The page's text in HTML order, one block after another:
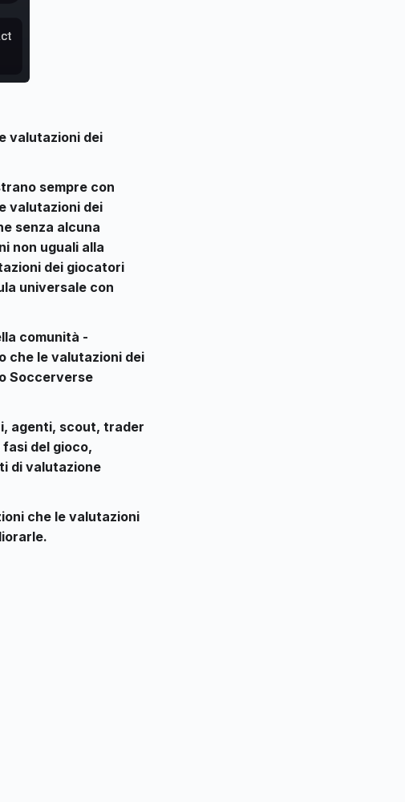
valutazioni dei
sempre con
valutazioni dei
senza alcuna
non uguali alla
dei giocatori
universale con
comunità -
che le valutazioni dei
Soccerverse
agenti, scout, trader
del gioco,
di valutazione
che le valutazioni